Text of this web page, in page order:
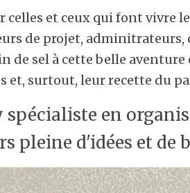
celles et ceux qui font vivre
de projet, adminitrateurs,
de sel à cette belle aventure
et, surtout, leur recette du
spécialiste en
pleine d'idées et de